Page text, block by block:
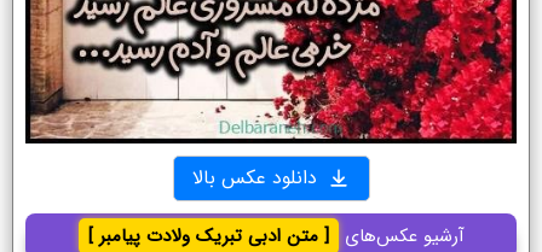
دانلود عکس بالا
آرشیو عکس‌های [ متن ادبی تبریک ولادت پیامبر ]